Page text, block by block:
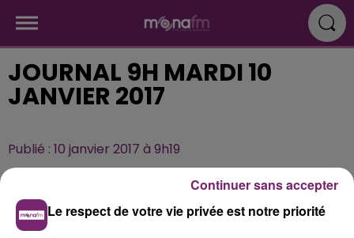
JOURNAL 9H MARDI 10
JANVIER 2017
Publié : 10 janvier 2017 à 9h19
Le respect de votre vie privée est notre priorité
Continuer sans accepter